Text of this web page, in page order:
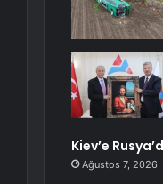
Kiev’e
Ağustos 7, 2026